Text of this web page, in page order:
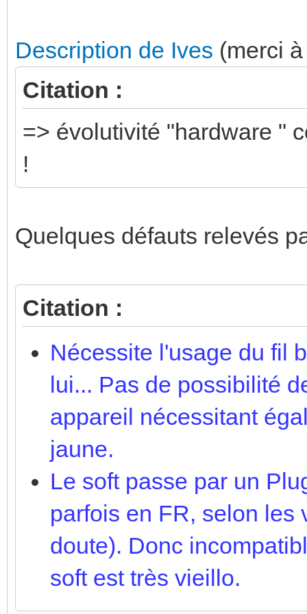
Description de Ives (merci
Citation :
=> évolutivité "hardware "
!
Quelques défauts relevés
Citation :
Nécessite l'usage du fil
lui... Pas de possibilité
appareil nécessitant
jaune.
Le soft passe par un
parfois en FR, selon les
doute). Donc
soft est très vieillo.